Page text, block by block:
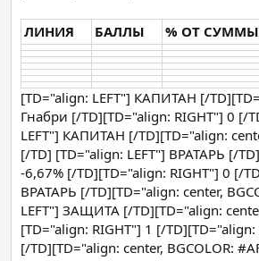
ЛИНИЯ БАЛЛЫ % ОТ СУММЫ
[TD="align: LEFT"] КАПИТАН [/
Гнабри [/TD][TD="align: RIGHT"] 0 [/
LEFT"] КАПИТАН [/TD][TD="align:
[/TD] [TD="align: LEFT"] ВРАТАРЬ [/
-6,67% [/TD][TD="align: RIGHT"] 0 [/
ВРАТАРЬ [/TD][TD="align: center,
LEFT"] ЗАЩИТА [/TD][TD="align:
[TD="align: RIGHT"] 1 [/
[/TD][TD="align: center, BGCOLOR: